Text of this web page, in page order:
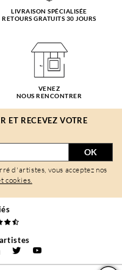
LIVRAISON SPÉCIALISÉE
RETOURS GRATUITS 30 JOURS
VENEZ
NOUS RENCONTRER
ET RECEVEZ VOTRE
OK
d'artistes, vous acceptez nos
cookies.